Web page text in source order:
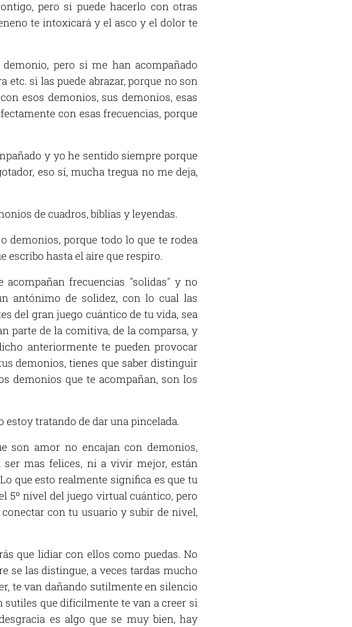
pero si puede hacerlo con otras
te intoxicará y el asco y el dolor te
pero si me han acompañado
etc. si las puede abrazar, porque no son
esos demonios, sus demonios, esas
con esas frecuencias, porque
y yo he sentido siempre porque
eso sí, mucha tregua no me deja,
de cuadros, biblias y leyendas.
demonios, porque todo lo que te rodea
escribo hasta el aire que respiro.
frecuencias "solidas" y no
antónimo de solidez, con lo cual las
del gran juego cuántico de tu vida, sea
parte de la comitiva, de la comparsa, y
anteriormente te pueden provocar
demonios, tienes que saber distinguir
demonios que te acompañan, son los
tratando de dar una pincelada.
son amor no encajan con demonios,
ser mas felices, ni a vivir mejor, están
que esto realmente significa es que tu
5º nivel del juego virtual cuántico, pero
con tu usuario y subir de nivel,
que lidiar con ellos como puedas. No
se las distingue, a veces tardas mucho
te van dañando sutilmente en silencio
sutiles que difícilmente te van a creer si
es algo que se muy bien, hay